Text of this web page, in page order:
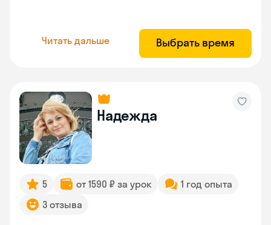
Читать дальше Выбрать время
Надежда
5 от 1590 ₽ за урок
1 год опыта
3 отзыва